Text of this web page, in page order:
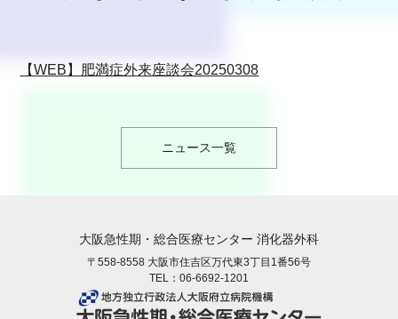
【WEB】肥満症外来座談会20250308
ニュース一覧
大阪急性期・総合医療センター 消化器外科
〒558-8558 大阪市住吉区万代東3丁目1番56号
TEL： 06-6692-1201